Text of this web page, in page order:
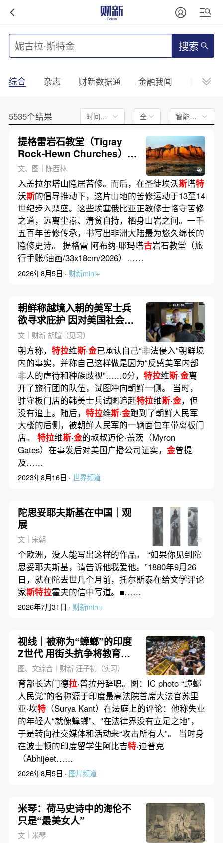
搜索
综合 杂志 财新数据通 金融我闻 财新
5535个结果 时间不限 全文 智能排序
提格雷岩石教堂（Tigray
Rock-Hewn Churches）
—— 苦修者的一诺一生｜画
驿
文、图｜陈西林
入盖拉尔塔山隐居苦修。而后，在圣徒埃沃斯塔特
沃斯的倡导推动下，这片山地的苦修运动于13至14
世纪步入鼎盛。这些埃塞俄比亚正教修士恪守苦修
之道，远离尘嚣、清贫自持，栖身山岩之间。一千
五百年苦修传承，书写出非洲大陆最为悠久绵长的
隐修史诗。 提格雷 阿布纳·耶玛塔古岩石教堂（旅
行手账/油画/33x18cm/2026）……
2026年8月5日 · 财新mini+
朝鲜称越境入朝的美军士兵
欲寻求庇护 因对美国社会
“极度失望”
文｜财新 胡暄（见习）
朝方称， 特拉维斯·金已承认自己“非法侵入”朝鲜境
内的事实，并称自己这样做是因为“反感美军内部
非人的虐待和种族歧视”……0分， 特拉维斯·金离
开了旅行团的队伍，试图冲向朝鲜一侧。 当时，
驻守板门店的韩美士兵试图追赶特拉维斯·金，但
没有追上。随后， 特拉维斯·金跑到了朝鲜人民军
大楼的后侧，被朝鲜人民军的一辆面包车带离板门
店。 特拉维斯·金的叔叔迈伦·盖茨（Myron
Gates）在事发后对美国广播公司证实， 金曾提
及……
2023年8月16日 · 世界频道
陀思妥耶夫斯基在中国｜观
展
文｜宋朝
个欧洲，没人能写出这样的作品。 “如果你见到陀
思妥耶夫斯基，请告诉他我爱他。”1880年9月26
日，就在陀去世几个月前，托尔斯泰在给文学评论
家斯特拉霍夫的信中写道。■……
2026年7月31日 · 财新mini+
视线｜被称为“蟑螂”的印度
Z世代 用街头抗争将教育部
长拱下台
图、文综合｜财新 汪子初（实习）
育部长达门德拉·普拉丹辞职。图：IC photo “蟑螂
人民党”的名称源于印度最高法院首席大法官苏里
亚·坎特（Surya Kant）在法庭上的评论：他称失业
的年轻人“就像蟑螂”、“在法律界没有立足之地”，
于是转向社交媒体和活动来“攻击所有人”。 当时身
在波士顿的印度留学生阿比吉特·迪普克
（Abhijeet……
2026年8月5日 · 图片频道
米琴：荷马史诗中的海伦不
只是“最美女人”
文｜米琴